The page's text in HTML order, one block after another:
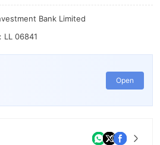
Bank Limited
LL 06841
Open